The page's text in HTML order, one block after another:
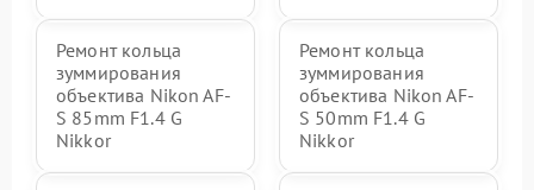
Ремонт кольца
зуммирования
объектива Nikon AF-
S 85mm F1.4 G
Nikkor
Ремонт кольца
зуммирования
объектива Nikon AF-
S 50mm F1.4 G
Nikkor